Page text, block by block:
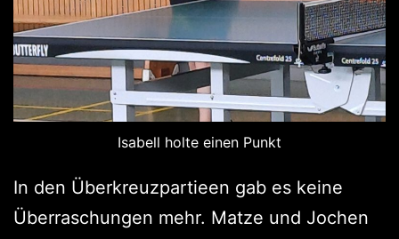
Isabell holte einen Punkt
In den Überkreuzpartieen gab es keine
Überraschungen mehr. Matze und Jochen